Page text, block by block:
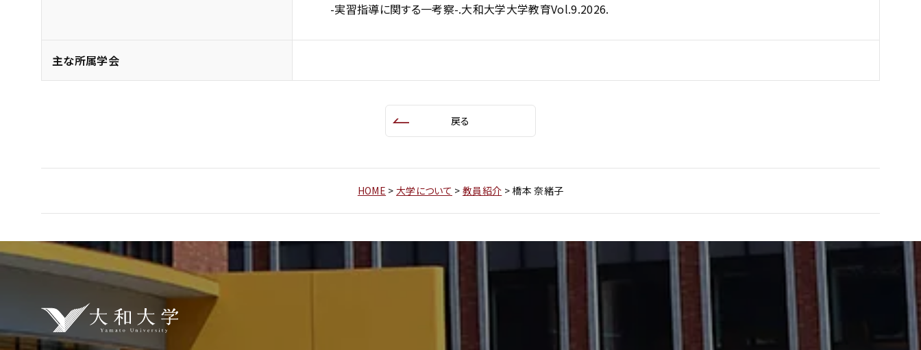
-実習指導に関する一考察-.大和大学大学教育Vol.9.2026.
主な所属学会
戻る
HOME > 大学について > 教員紹介 > 橋本 奈緒子